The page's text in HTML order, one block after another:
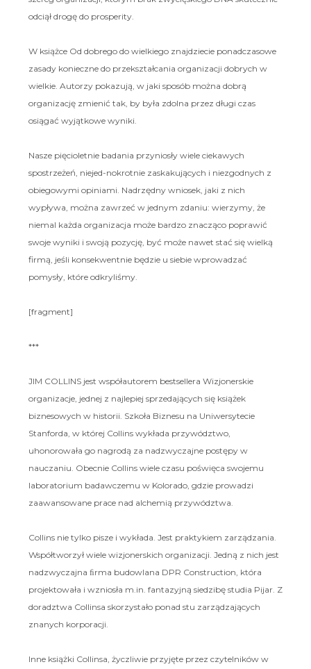
odciął drogę do prosperity.
W książce Od dobrego do wielkiego znajdziecie ponadczasowe
zasady konieczne do przekształcania organizacji dobrych w
wielkie. Autorzy pokazują, w jaki sposób można dobrą
organizację zmienić tak, by była zdolna przez długi czas
osiągać wyjątkowe wyniki.
Nasze pięcioletnie badania przyniosły wiele ciekawych
spostrzeżeń, niejed-nokrotnie zaskakujących i niezgodnych z
obiegowymi opiniami. Nadrzędny wniosek, jaki z nich
wypływa, można zawrzeć w jednym zdaniu: wierzymy, że
niemal każda organizacja może bardzo znacząco poprawić
swoje wyniki i swoją pozycję, być może nawet stać się wielką
firmą, jeśli konsekwentnie będzie u siebie wprowadzać
pomysły, które odkryliśmy.
[fragment]
***
JIM COLLINS jest współautorem bestsellera Wizjonerskie
organizacje, jednej z najlepiej sprzedających się książek
biznesowych w historii. Szkoła Biznesu na Uniwersytecie
Stanforda, w której Collins wykłada przywództwo,
uhonorowała go nagrodą za nadzwyczajne postępy w
nauczaniu. Obecnie Collins wiele czasu poświęca swojemu
laboratorium badawczemu w Kolorado, gdzie prowadzi
zaawansowane prace nad alchemią przywództwa.
Collins nie tylko pisze i wykłada. Jest praktykiem zarządzania.
Współtworzył wiele wizjonerskich organizacji. Jedną z nich jest
nadzwyczajna ﬁrma budowlana DPR Construction, która
projektowała i wzniosła m.in. fantazyjną siedzibę studia Pijar. Z
doradztwa Collinsa skorzystało ponad stu zarządzających
znanych korporacji.
Inne książki Collinsa, życzliwie przyjęte przez czytelników w